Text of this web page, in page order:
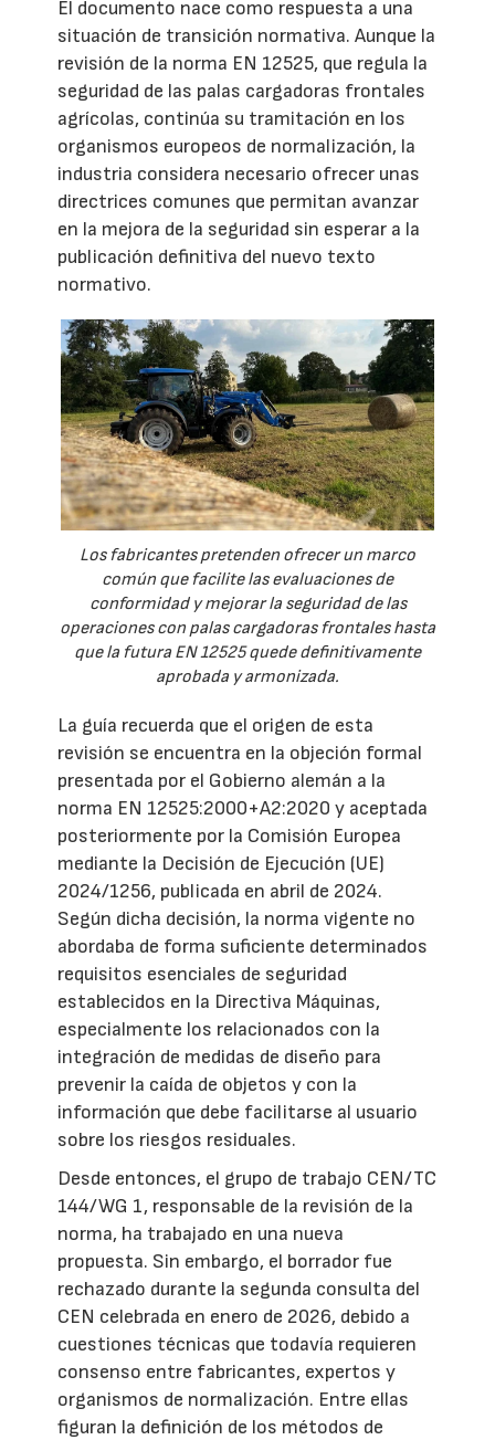
El documento nace como respuesta a una
situación de transición normativa. Aunque la
revisión de la norma EN 12525, que regula la
seguridad de las palas cargadoras frontales
agrícolas, continúa su tramitación en los
organismos europeos de normalización, la
industria considera necesario ofrecer unas
directrices comunes que permitan avanzar
en la mejora de la seguridad sin esperar a la
publicación definitiva del nuevo texto
normativo.
Los fabricantes pretenden ofrecer un marco
común que facilite las evaluaciones de
conformidad y mejorar la seguridad de las
operaciones con palas cargadoras frontales hasta
que la futura EN 12525 quede definitivamente
aprobada y armonizada.
La guía recuerda que el origen de esta
revisión se encuentra en la objeción formal
presentada por el Gobierno alemán a la
norma EN 12525:2000+A2:2020 y aceptada
posteriormente por la Comisión Europea
mediante la Decisión de Ejecución (UE)
2024/1256, publicada en abril de 2024.
Según dicha decisión, la norma vigente no
abordaba de forma suficiente determinados
requisitos esenciales de seguridad
establecidos en la Directiva Máquinas,
especialmente los relacionados con la
integración de medidas de diseño para
prevenir la caída de objetos y con la
información que debe facilitarse al usuario
sobre los riesgos residuales.
Desde entonces, el grupo de trabajo CEN/TC
144/WG 1, responsable de la revisión de la
norma, ha trabajado en una nueva
propuesta. Sin embargo, el borrador fue
rechazado durante la segunda consulta del
CEN celebrada en enero de 2026, debido a
cuestiones técnicas que todavía requieren
consenso entre fabricantes, expertos y
organismos de normalización. Entre ellas
figuran la definición de los métodos de